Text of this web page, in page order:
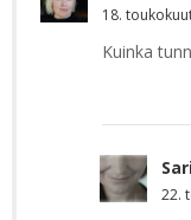
18.
Kuinka
22.